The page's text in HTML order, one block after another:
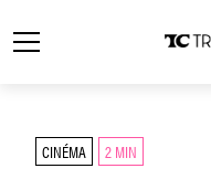
CINÉMA 2 MIN